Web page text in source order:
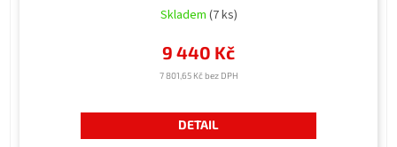
Skladem (7 ks)
7 801,65 Kč bez DPH
9 440 Kč
DETAIL